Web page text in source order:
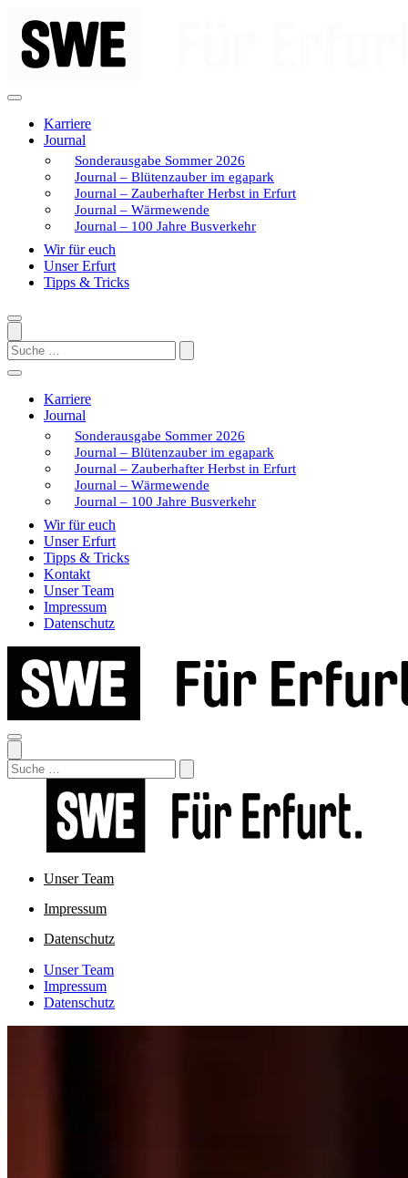
Inhalt
springen
Karriere
Journal
Sonderausgabe Sommer 2026
Journal – Blütenzauber im egapark
Journal – Zauberhafter Herbst in Erfurt
Journal – Wärmewende
Journal – 100 Jahre Busverkehr
Wir für euch
Unser Erfurt
Tipps & Tricks
Search
Karriere
Journal
Sonderausgabe Sommer 2026
Journal – Blütenzauber im egapark
Journal – Zauberhafter Herbst in Erfurt
Journal – Wärmewende
Journal – 100 Jahre Busverkehr
Wir für euch
Unser Erfurt
Tipps & Tricks
Kontakt
Unser Team
Impressum
Datenschutz
Search
Unser Team
Impressum
Datenschutz
Unser Team
Impressum
Datenschutz